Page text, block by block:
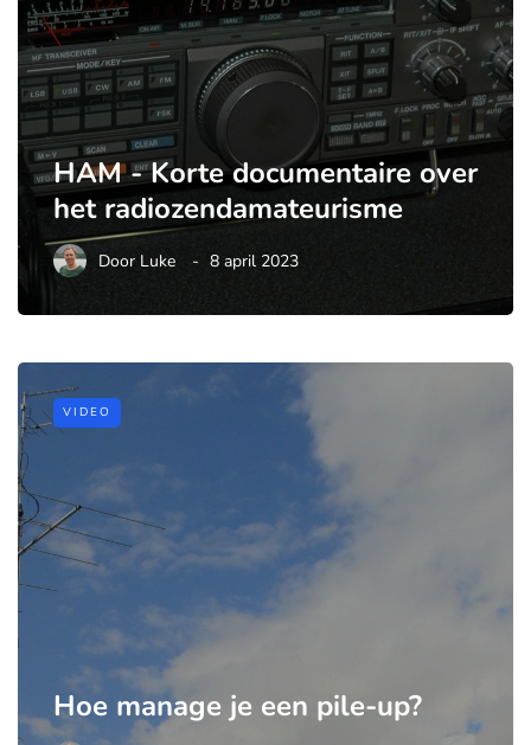
HAM - Korte documentaire over
het radiozendamateurisme
Door Luke 8 april 2023
VIDEO
Hoe manage je een pile-up?